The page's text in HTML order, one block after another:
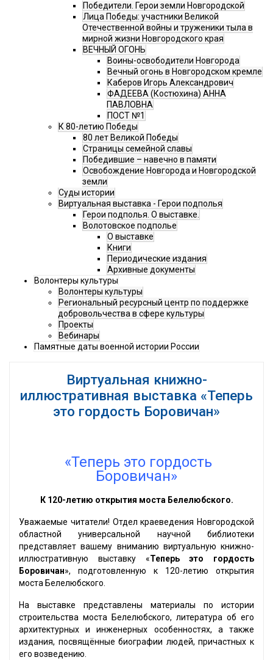
Победители. Герои земли Новгородской
Лица Победы: участники Великой
Отечественной войны и труженики тыла в
мирной жизни Новгородского края
ВЕЧНЫЙ ОГОНЬ
Воины-освободители Новгорода
Вечный огонь в Новгородском кремле
Каберов Игорь Александрович
ФАДЕЕВА (Костюхина) АННА
ПАВЛОВНА
ПОСТ №1
К 80-летию Победы
80 лет Великой Победы
Страницы семейной славы
Победившие – навечно в памяти
Освобождение Новгорода и Новгородской
земли
Суды истории
Виртуальная выставка - Герои подполья
Герои подполья. О выставке.
Волотовское подполье
О выставке
Книги
Периодические издания
Архивные документы
Волонтеры культуры
Волонтеры культуры
Региональный ресурсный центр по поддержке
добровольчества в сфере культуры
Проекты
Вебинары
Памятные даты военной истории России
Виртуальная книжно-
иллюстративная выставка «Теперь
это гордость Боровичан»
«Теперь это гордость
Боровичан»
К 120-летию открытия моста Белелюбского.
Уважаемые читатели! Отдел краеведения Новгородской
областной универсальной научной библиотеки
представляет вашему вниманию виртуальную книжно-
иллюстративную выставку «Теперь это гордость
Боровичан», подготовленную к 120-летию открытия
моста Белелюбского.
На выставке представлены материалы по истории
строительства моста Белелюбского, литература об его
архитектурных и инженерных особенностях, а также
издания, посвящённые биографии людей, причастных к
его возведению.